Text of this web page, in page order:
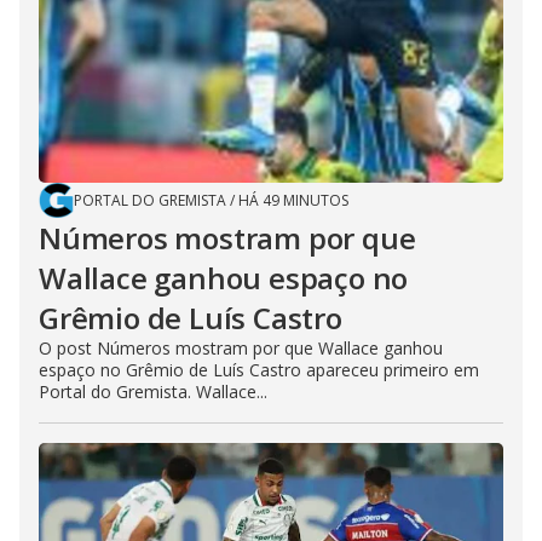
PORTAL DO GREMISTA/ HÁ 49 MINUTOS
Números mostram por que
Wallace ganhou espaço no
Grêmio de Luís Castro
O post Números mostram por que Wallace ganhou
espaço no Grêmio de Luís Castro apareceu primeiro em
Portal do Gremista. Wallace...